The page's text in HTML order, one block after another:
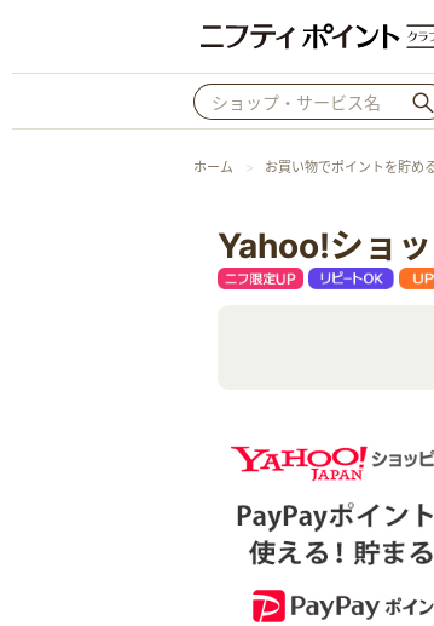
ホーム お買い物でポイントを貯め
Yahoo!ショ